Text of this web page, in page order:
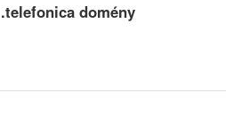
.telefonica domény